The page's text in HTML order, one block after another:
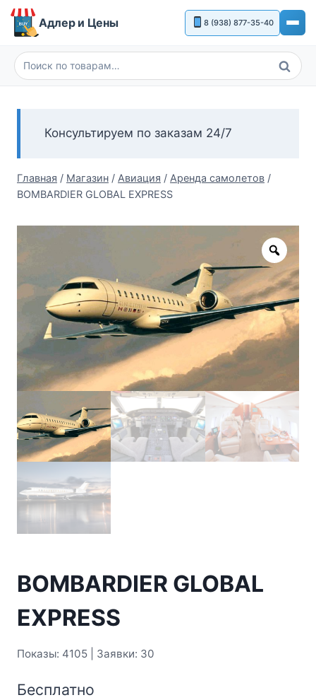
Перейти
Адлер и Цены 8 (938) 877-35-40
Искать:
Поиск
Консультируем по заказам 24/7
Главная / Магазин / Авиация / Аренда самолетов /
BOMBARDIER GLOBAL EXPRESS
Zoom
BOMBARDIER GLOBAL
EXPRESS
Показы: 4105 | Заявки: 30
Бесплатно